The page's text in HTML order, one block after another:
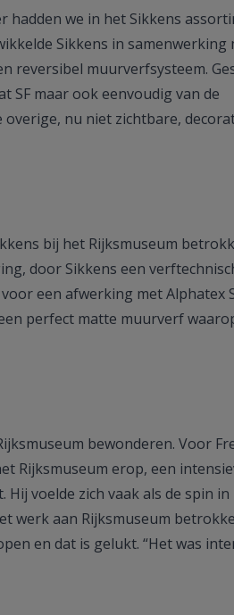
hadden we in het Sikkens
Sikkens in samenwerking
reversibel muurverfsysteem.
SF maar ook eenvoudig van de
nu niet zichtbare,
bij het Rijksmuseum
door Sikkens een
een afwerking met Alphatex
perfect matte muurverf
bewonderen. Voor
Rijksmuseum erop, een
voelde zich vaak als de spin in
werk aan Rijksmuseum
en dat is gelukt. “Het was